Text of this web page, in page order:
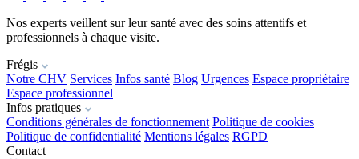
Nos experts veillent sur leur santé avec des soins attentifs et
professionnels à chaque visite.
Frégis
Notre CHV Services Infos santé Blog Urgences Espace propriétaire
Espace professionnel
Infos pratiques
Conditions générales de fonctionnement Politique de cookies
Politique de confidentialité Mentions légales RGPD
Contact